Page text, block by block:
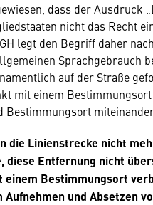
dass der Ausdruck
nicht das Recht
legt den Begriff daher
Sprachgebrauch
auf der Straße
mit einem
Bestimmungsort
die Linienstrecke nicht
diese Entfernung nicht
einem Bestimmungsort
Aufnehmen und Absetzen